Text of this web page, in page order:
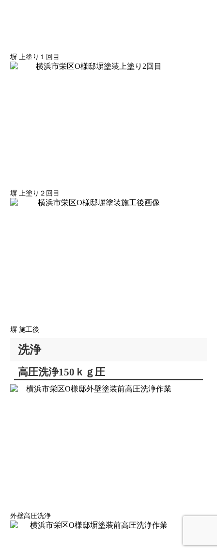
塀 上塗り１回目
塀 上塗り２回目
塀 施工後
洗浄
高圧洗浄150ｋｇ圧
外壁高圧洗浄